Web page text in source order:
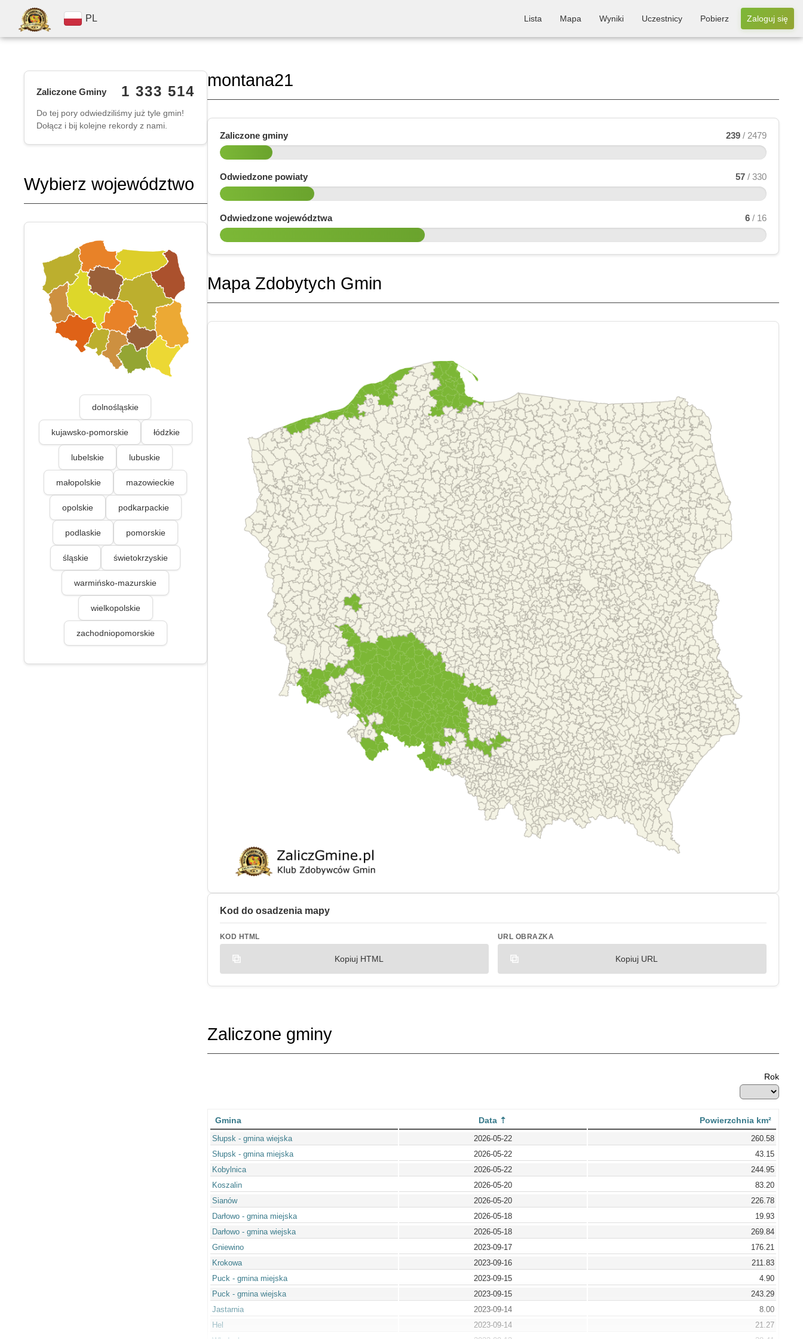
PL Lista Mapa Wyniki Uczestnicy Pobierz Zaloguj się
Zaliczone Gminy 1 333 514
Do tej pory odwiedziliśmy już tyle gmin!
Dołącz i bij kolejne rekordy z nami.
Wybierz województwo
dolnośląskie
kujawsko-pomorskie łódzkie
lubelskie lubuskie
małopolskie mazowieckie
opolskie podkarpackie
podlaskie pomorskie
śląskie świetokrzyskie
warmińsko-mazurskie
wielkopolskie
zachodniopomorskie
montana21
Zaliczone gminy 239 / 2479
Odwiedzone powiaty 57 / 330
Odwiedzone województwa 6 / 16
Mapa Zdobytych Gmin
Kod do osadzenia mapy
KOD HTML
Kopiuj HTML
URL OBRAZKA
Kopiuj URL
Zaliczone gminy
Rok
Gmina Data Powierzchnia km²
Słupsk - gmina wiejska 2026-05-22
260.58
Słupsk - gmina miejska
2026-05-22
43.15
Kobylnica
2026-05-22
244.95
Koszalin
2026-05-20
83.20
Sianów
2026-05-20
226.78
Darłowo - gmina miejska
2026-05-18
19.93
Darłowo - gmina wiejska
2026-05-18
269.84
Gniewino
2023-09-17
176.21
Krokowa
2023-09-16
211.83
Puck - gmina miejska
2023-09-15
4.90
Puck - gmina wiejska
2023-09-15
243.29
Jastarnia
2023-09-14
8.00
Hel
2023-09-14
21.27